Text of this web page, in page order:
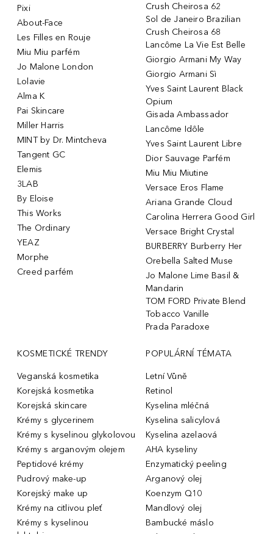
Pixi
About-Face
Les Filles en Rouje
Miu Miu parfém
Jo Malone London
Lolavie
Alma K
Pai Skincare
Miller Harris
MINT by Dr. Mintcheva
Tangent GC
Elemis
3LAB
By Eloise
This Works
The Ordinary
YEAZ
Morphe
Creed parfém
Crush Cheirosa 62
Sol de Janeiro Brazilian
Crush Cheirosa 68
Lancôme La Vie Est Belle
Giorgio Armani My Way
Giorgio Armani Sì
Yves Saint Laurent Black
Opium
Gisada Ambassador
Lancôme Idôle
Yves Saint Laurent Libre
Dior Sauvage Parfém
Miu Miu Miutine
Versace Eros Flame
Ariana Grande Cloud
Carolina Herrera Good Girl
Versace Bright Crystal
BURBERRY Burberry Her
Orebella Salted Muse
Jo Malone Lime Basil &
Mandarin
TOM FORD Private Blend
Tobacco Vanille
Prada Paradoxe
KOSMETICKÉ TRENDY
Veganská kosmetika
Korejská kosmetika
Korejská skincare
Krémy s glycerinem
Krémy s kyselinou glykolovou
Krémy s arganovým olejem
Peptidové krémy
Pudrový make-up
Korejský make up
Krémy na citlivou pleť
Krémy s kyselinou
POPULÁRNÍ TÉMATA
Letní Vůně
Retinol
Kyselina mléčná
Kyselina salicylová
Kyselina azelaová
AHA kyseliny
Enzymatický peeling
Arganový olej
Koenzym Q10
Mandlový olej
Bambucké máslo